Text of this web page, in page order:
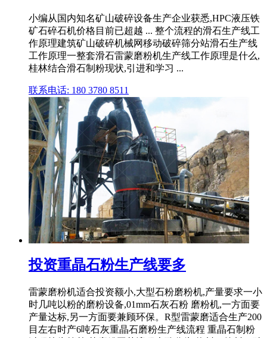
小编从国内知名矿山破碎设备生产企业获悉,HPC液压铁
矿石碎石机价格目前已超越 ... 整个流程的滑石生产线工
作原理建筑矿山破碎机械网移动破碎筛分站滑石生产线
工作原理一整套滑石雷蒙磨粉机生产线工作原理是什么,
桂林结合滑石制粉现状,引进和学习 ...
联系电话: 180 3780 8511
投资重晶石粉生产线要多
雷蒙磨粉机适合投资额小,大型石粉磨粉机,产量要求一小
时几吨以粉的磨粉设备,01mm石灰石粉 磨粉机,一方面要
产量达标,另一方面要兼顾环保。R型雷蒙磨适合生产200
目左右时产6吨石灰重晶石磨粉生产线流程 重晶石制粉